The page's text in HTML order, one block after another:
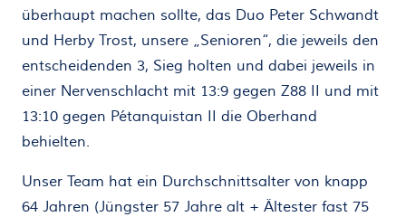
überhaupt machen sollte, das Duo Peter Schwandt
und Herby Trost, unsere „Senioren“, die jeweils den
entscheidenden 3, Sieg holten und dabei jeweils in
einer Nervenschlacht mit 13:9 gegen Z88 II und mit
13:10 gegen Pétanquistan II die Oberhand
behielten.
Unser Team hat ein Durchschnittsalter von knapp
64 Jahren (Jüngster 57 Jahre alt + Ältester fast 75